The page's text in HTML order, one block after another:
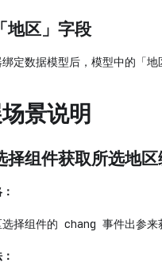
地区」字段
定数据模型后，模型中的「
景说明
择组件获取所选地
选择组件的 chang 事件出参来